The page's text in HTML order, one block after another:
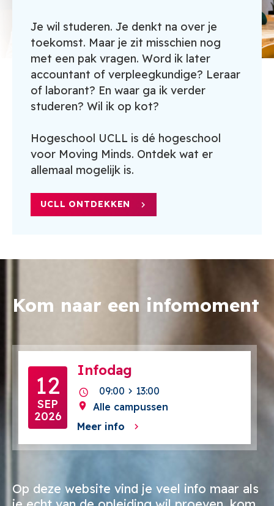
Je wil studeren. Je denkt na over je
toekomst. Maar je zit misschien nog
met een pak vragen. Word ik later
accountant of verpleegkundige? Leraar
of laborant? En waar ga ik verder
studeren? Wil ik op kot?
Hogeschool UCLL is dé hogeschool
voor Moving Minds. Ontdek wat er
allemaal mogelijk is.
UCLL ONTDEKKEN
Kom naar een infomoment
12
SEP
2026
Infodag
09:00
13:00
Alle campussen
Meer info
Op deze website vind je veel info maar als